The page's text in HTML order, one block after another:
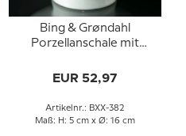
Bing & Grøndahl
Porzellanschale mit
EUR 52,97
Artikelnr.: BXX-382
Maß: H: 5 cm x Ø: 16 cm